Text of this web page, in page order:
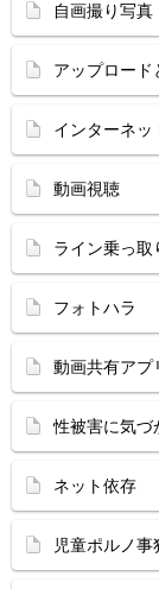
自画撮り写真
アップロード
インターネッ
動画視聴
ライン乗っ取
フォトハラ
動画共有アプ
性被害に気づ
ネット依存
児童ポルノ事